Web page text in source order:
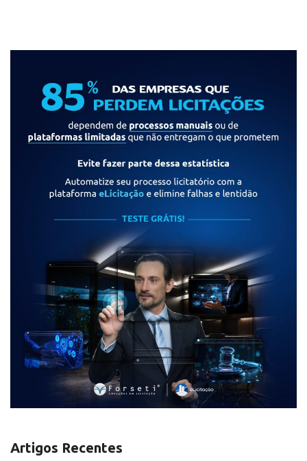
Artigos Recentes